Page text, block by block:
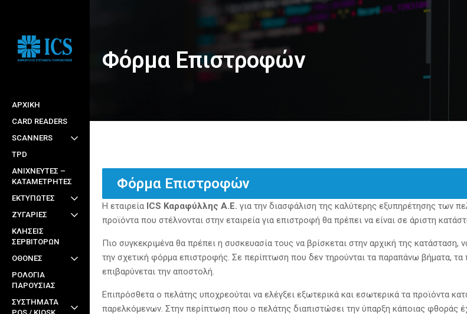
main
content
ΑΡΧΙΚΉ
CARD READERS
SCANNERS
TPD
ΑΝΙΧΝΕΥΤΕΣ –
ΚΑΤΑΜΕΤΡΗΤΕΣ
ΕΚΤΥΠΩΤΕΣ
ΖΥΓΑΡΙΕΣ
ΚΛΗΣΕΙΣ
ΣΕΡΒΙΤΟΡΩΝ
ΟΘΟΝΕΣ
ΡΟΛΟΓΙΑ
ΠΑΡΟΥΣΙΑΣ
ΣΥΣΤΗΜΑΤΑ
Φόρμα Επιστροφών
Φόρμα Επιστροφών
Η εταιρεία ICS Καραφύλλης Α.Ε. για την διασφάλιση της καλύτερης εξυπηρέτησης των
προϊόντα που στέλνονται στην εταιρεία για επιστροφή θα πρέπει να είναι σε άριστη
Πιο συγκεκριμένα θα πρέπει η συσκευασία τους να βρίσκεται στην αρχική της
την σχετική φόρμα επιστροφής. Σε περίπτωση που δεν τηρούνται τα παραπάνω βήματα, τα
επιβαρύνεται την αποστολή.
Επιπρόσθετα ο πελάτης υποχρεούται να ελέγξει εξωτερικά και εσωτερικά τα προϊόντα
παρελκόμενων. Στην περίπτωση που ο πελάτης διαπιστώσει την ύπαρξη κάποιας φθοράς